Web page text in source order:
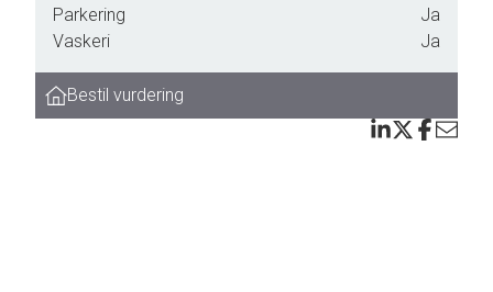
Parkering
Ja
Vaskeri
Ja
Bestil vurdering